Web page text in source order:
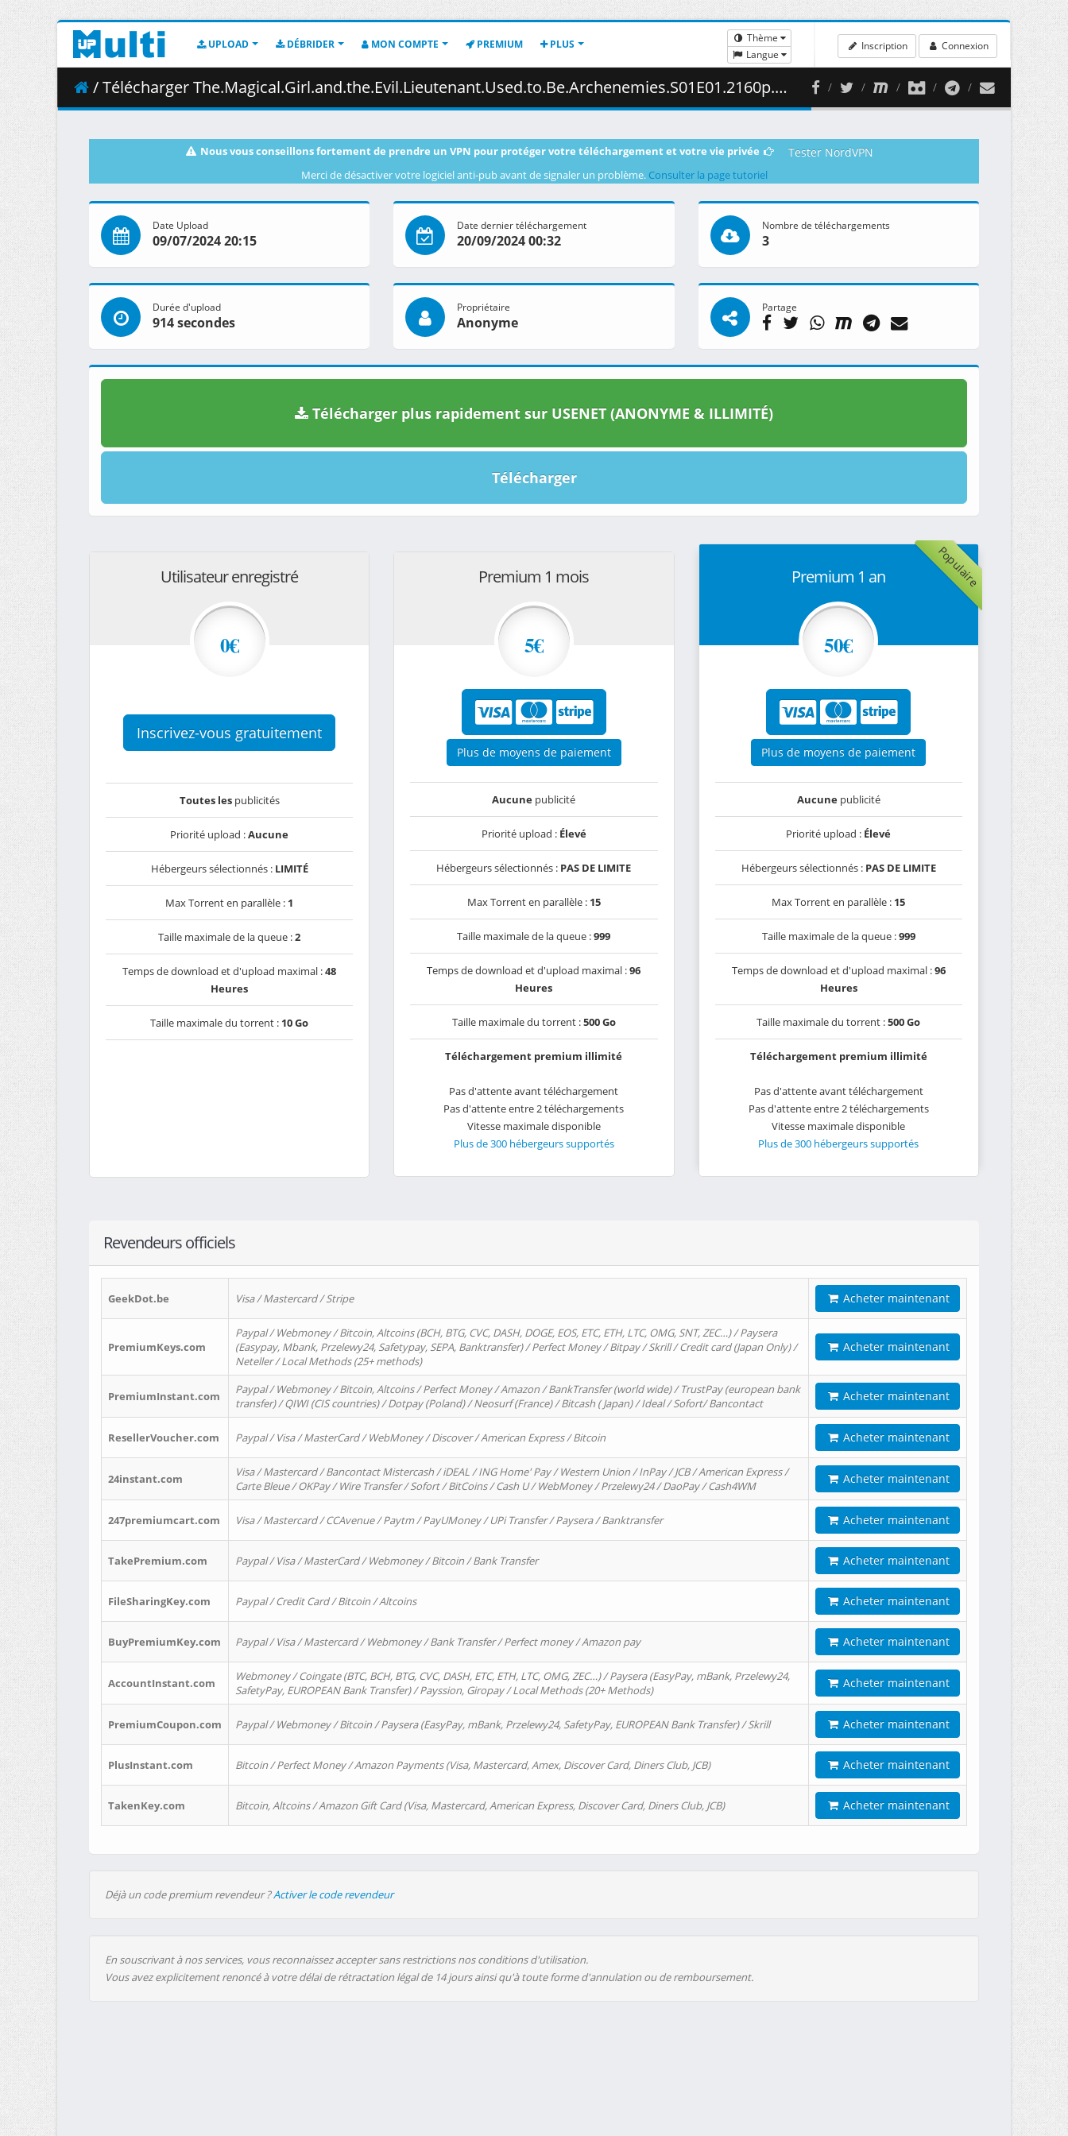
UPLOAD DÉBRIDER MON COMPTE PREMIUM PLUS
Thème
Langue
Inscription Connexion
/ Télécharger The.Magical.Girl.and.the.Evil.Lieutenant.Used.to.Be.Archenemies.S01E01.2160p.B-Global.WEB-DL.AAC2.0.H.264-NanDesuKa.mkv.004 ( 467.98 MB )
Nous vous conseillons fortement de prendre un VPN pour protéger votre téléchargement et votre vie privée Tester NordVPN
Merci de désactiver votre logiciel anti-pub avant de signaler un problème. Consulter la page tutoriel
Date Upload
09/07/2024 20:15
Date dernier téléchargement
20/09/2024 00:32
Nombre de téléchargements
3
Durée d'upload
914 secondes
Propriétaire
Anonyme
Partage
Télécharger plus rapidement sur USENET (ANONYME & ILLIMITÉ)
Télécharger
Utilisateur enregistré
0€
Inscrivez-vous gratuitement
Toutes lespublicités
Priorité upload :Aucune
Hébergeurs sélectionnés : LIMITÉ
Max Torrent en parallèle : 1
Taille maximale de la queue :2
Temps de download et d'upload maximal :48
Heures
Taille maximale du torrent : 10 Go
Premium 1 mois
5€
Plus de moyens de paiement
Aucune publicité
Priorité upload : Élevé
Hébergeurs sélectionnés : PAS DE LIMITE
Max Torrent en parallèle : 15
Taille maximale de la queue :999
Temps de download et d'upload maximal :96
Heures
Taille maximale du torrent :500 Go
Téléchargement premium illimité
Pas d'attente avant téléchargement
Pas d'attente entre 2 téléchargements
Vitesse maximale disponible
Plus de 300 hébergeurs supportés
Populaire
Premium 1 an
50€
Plus de moyens de paiement
Aucunepublicité
Priorité upload : Élevé
Hébergeurs sélectionnés : PAS DE LIMITE
Max Torrent en parallèle : 15
Taille maximale de la queue :999
Temps de download et d'upload maximal :96
Heures
Taille maximale du torrent :500 Go
Téléchargement premium illimité
Pas d'attente avant téléchargement
Pas d'attente entre 2 téléchargements
Vitesse maximale disponible
Plus de 300 hébergeurs supportés
Revendeurs officiels
GeekDot.be Visa / Mastercard / Stripe Acheter maintenant
PremiumKeys.com
Paypal / Webmoney / Bitcoin, Altcoins (BCH, BTG, CVC, DASH, DOGE, EOS, ETC, ETH, LTC, OMG, SNT, ZEC…) / Paysera
(Easypay, Mbank, Przelewy24, Safetypay, SEPA, Banktransfer) / Perfect Money / Bitpay / Skrill / Credit card (Japan Only) /
Neteller / Local Methods (25+ methods)
Acheter maintenant
PremiumInstant.com
Paypal / Webmoney / Bitcoin, Altcoins / Perfect Money / Amazon / BankTransfer (world wide) / TrustPay (european bank
transfer) / QIWI (CIS countries) / Dotpay (Poland) / Neosurf (France) / Bitcash ( Japan) / Ideal / Sofort/ Bancontact
Acheter maintenant
ResellerVoucher.com Paypal / Visa / MasterCard / WebMoney / Discover / American Express / Bitcoin Acheter maintenant
24instant.com
Visa / Mastercard / Bancontact Mistercash / iDEAL / ING Home' Pay / Western Union / InPay / JCB / American Express /
Carte Bleue / OKPay / Wire Transfer / Sofort / BitCoins / Cash U / WebMoney / Przelewy24 / DaoPay / Cash4WM
Acheter maintenant
247premiumcart.com Visa / Mastercard / CCAvenue / Paytm / PayUMoney / UPi Transfer / Paysera / Banktransfer Acheter maintenant
TakePremium.com Paypal / Visa / MasterCard / Webmoney / Bitcoin / Bank Transfer Acheter maintenant
FileSharingKey.com Paypal / Credit Card / Bitcoin / Altcoins Acheter maintenant
BuyPremiumKey.com Paypal / Visa / Mastercard / Webmoney / Bank Transfer / Perfect money / Amazon pay Acheter maintenant
AccountInstant.com
Webmoney / Coingate (BTC, BCH, BTG, CVC, DASH, ETC, ETH, LTC, OMG, ZEC…) / Paysera (EasyPay, mBank, Przelewy24,
SafetyPay, EUROPEAN Bank Transfer) / Payssion, Giropay / Local Methods (20+ Methods)
Acheter maintenant
PremiumCoupon.com Paypal / Webmoney / Bitcoin / Paysera (EasyPay, mBank, Przelewy24, SafetyPay, EUROPEAN Bank Transfer) / Skrill Acheter maintenant
PlusInstant.com Bitcoin / Perfect Money / Amazon Payments (Visa, Mastercard, Amex, Discover Card, Diners Club, JCB) Acheter maintenant
TakenKey.com Bitcoin, Altcoins / Amazon Gift Card (Visa, Mastercard, American Express, Discover Card, Diners Club, JCB) Acheter maintenant
Déjà un code premium revendeur ?Activer le code revendeur
En souscrivant à nos services, vous reconnaissez accepter sans restrictions nos conditions d'utilisation.
Vous avez explicitement renoncé à votre délai de rétractation légal de 14 jours ainsi qu'à toute forme d'annulation ou de remboursement.